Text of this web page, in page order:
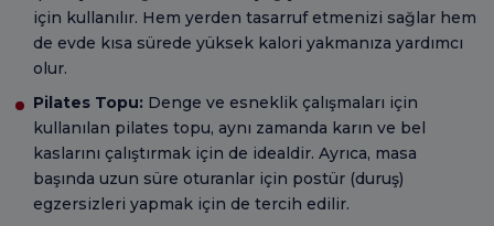
için kullanılır. Hem yerden tasarruf etmenizi sağlar hem
de evde kısa sürede yüksek kalori yakmanıza yardımcı
olur.
Pilates Topu: Denge ve esneklik çalışmaları için
kullanılan pilates topu, aynı zamanda karın ve bel
kaslarını çalıştırmak için de idealdir. Ayrıca, masa
başında uzun süre oturanlar için postür (duruş)
egzersizleri yapmak için de tercih edilir.